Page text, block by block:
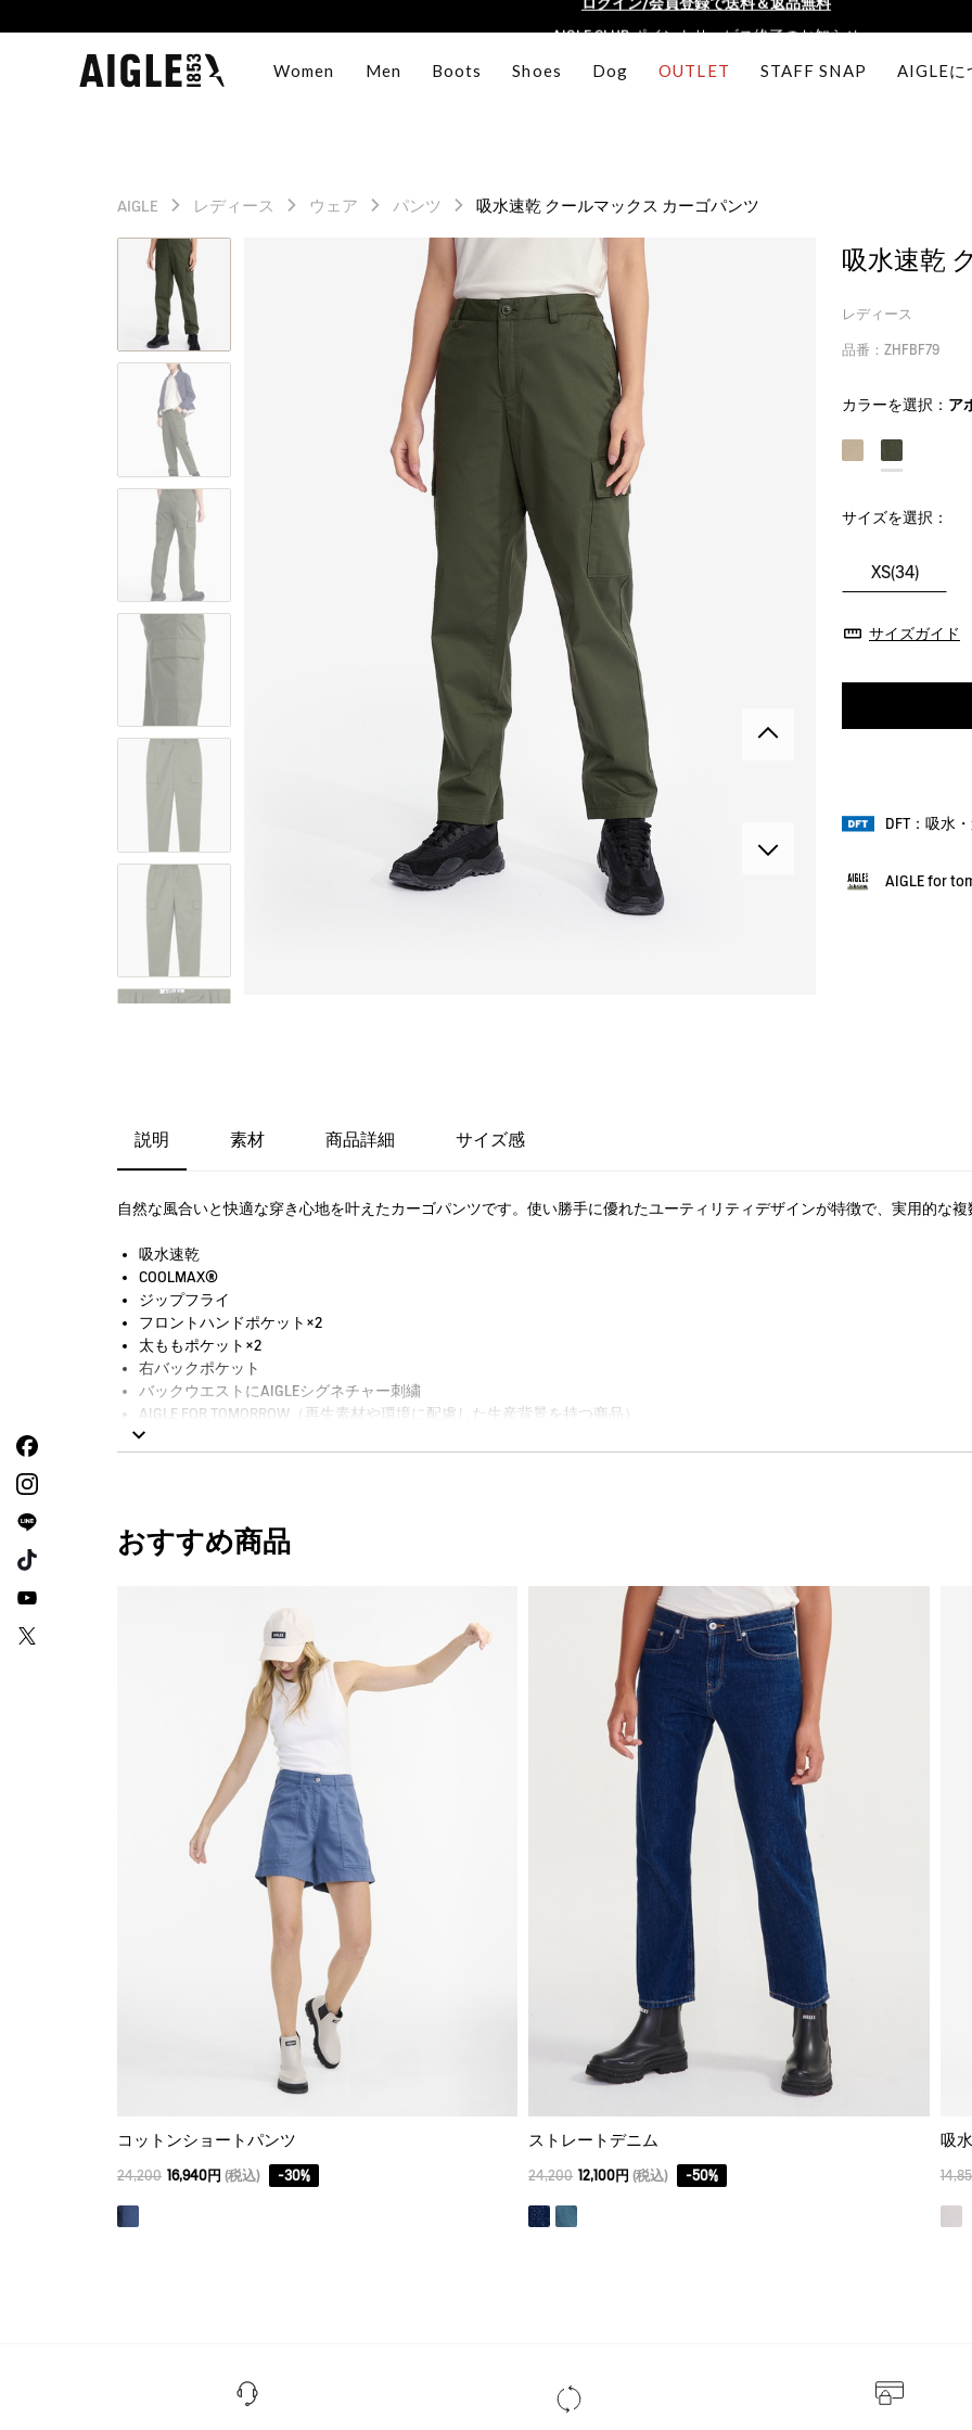
AIGLE CLUB ポイントサービス終了のお知らせ
ログイン/会員登録で送料＆返品無料
Women Men Boots Shoes Dog OUTLET STAFF SNAP AIGLEに
AIGLE レディース ウェア パンツ 吸水速乾 クールマックス カーゴパンツ
吸水速乾
レディース
品番：ZHFBF79
カラーを選択： ア
サイズを選択：
XS(34)
サイズガイド
DFT：吸水
AIGLE for
説明 素材 商品詳細 サイズ感
自然な風合いと快適な穿き心地を叶えたカーゴパンツです。使い勝手に優れたユーティリティデザインが特徴で、実用的な複
吸水速乾
COOLMAX®
ジップフライ
フロントハンドポケット×2
太ももポケット×2
右バックポケット
バックウエストにAIGLEシグネチャー刺繍
AIGLE FOR TOMORROW（再生素材や環境に配慮した生産背景を持つ商品）
おすすめ商品
コットンショートパンツ
24,200 16,940円 (税込) -30%
ストレートデニム
24,200 12,100円 (税込) -50%
吸